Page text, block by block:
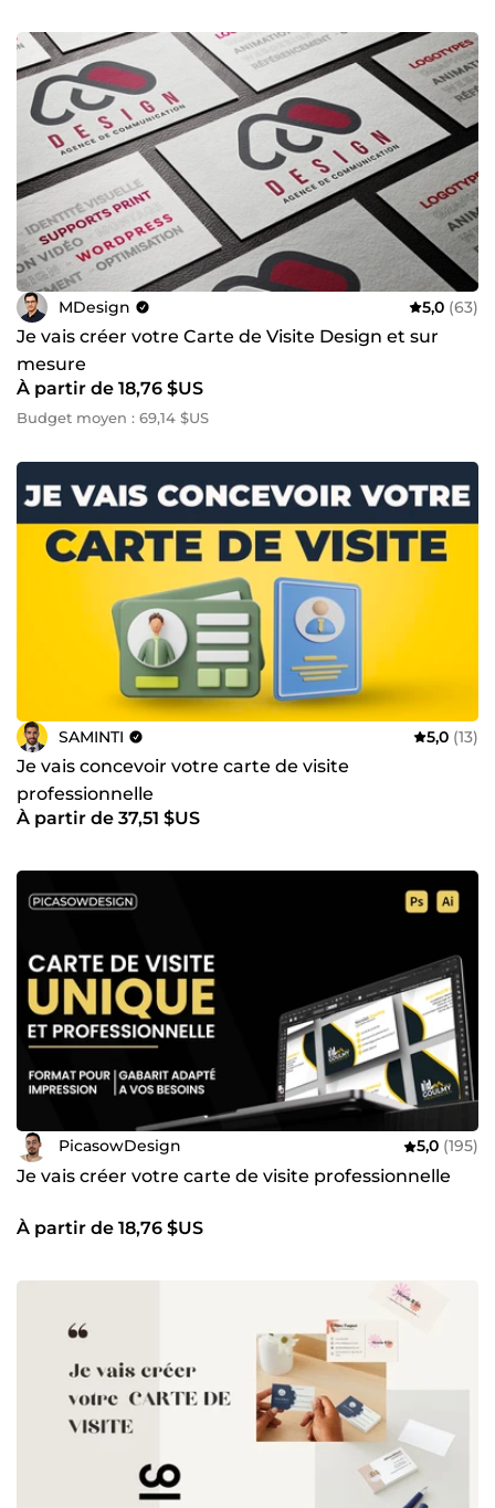
MDesign 5,0 (63)
Je vais créer votre Carte de Visite Design et sur
mesure
À partir de 18,76 $US
Budget moyen : 69,14 $US
SAMINTI 5,0 (13)
Je vais concevoir votre carte de visite
professionnelle
À partir de 37,51 $US
PicasowDesign 5,0 (195)
Je vais créer votre carte de visite professionnelle
À partir de 18,76 $US